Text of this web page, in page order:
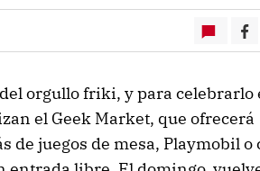
orgullo friki, y para celebrarlo
el Geek Market, que ofrecerá
de juegos de mesa, Playmobil o